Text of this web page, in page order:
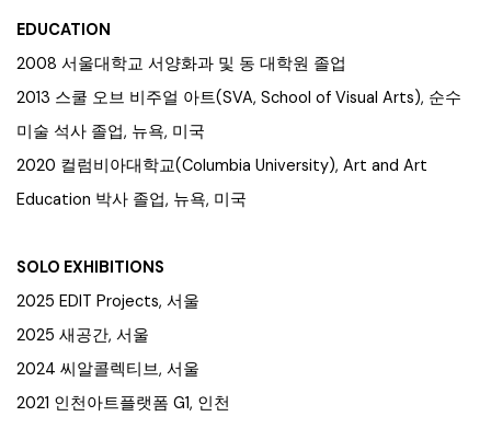
EDUCATION
2008 서울대학교 서양화과 및 동 대학원 졸업
2013 스쿨 오브 비주얼 아트(SVA, School of Visual Arts), 순수
미술 석사 졸업, 뉴욕, 미국
2020 컬럼비아대학교(Columbia University), Art and Art
Education 박사 졸업, 뉴욕, 미국
SOLO EXHIBITIONS
2025 EDIT Projects, 서울
2025 새공간, 서울
2024 씨알콜렉티브, 서울
2021 인천아트플랫폼 G1, 인천